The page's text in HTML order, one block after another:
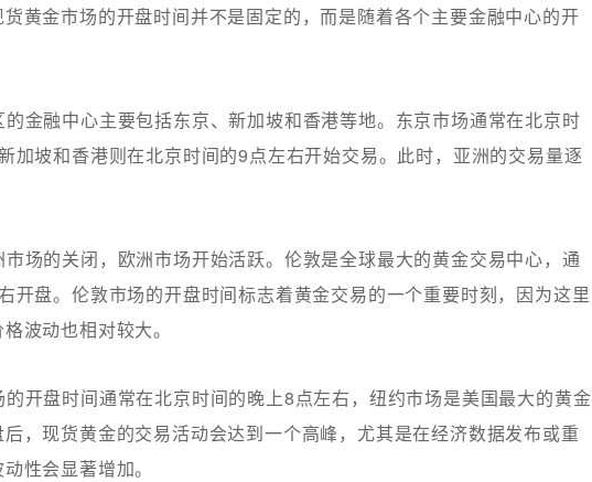
黄金市场的开盘时间并不是固定的，而是随着各个主要金融中心的开
金融中心主要包括东京、新加坡和香港等地。东京市场通常在北京时
加坡和香港则在北京时间的9点左右开始交易。此时，亚洲的交易量逐
场的关闭，欧洲市场开始活跃。伦敦是全球最大的黄金交易中心，通
开盘。伦敦市场的开盘时间标志着黄金交易的一个重要时刻，因为这里
波动也相对较大。
开盘时间通常在北京时间的晚上8点左右，纽约市场是美国最大的黄金
，现货黄金的交易活动会达到一个高峰，尤其是在经济数据发布或重
性会显著增加。